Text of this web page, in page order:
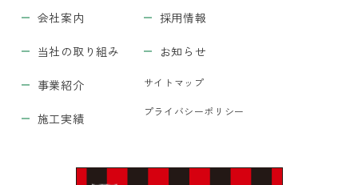
会社案内
当社の取り組み
事業紹介
施工実績
採用情報
お知らせ
サイトマップ
プライバシーポリシー